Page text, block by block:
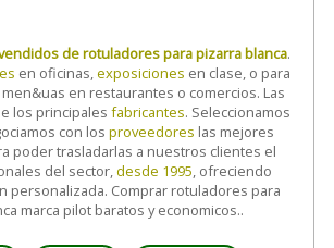
de rotuladores para pizarra blanca.
en oficinas,exposiciones en clase, o para
en restaurantes o comercios. Las
los principales fabricantes. Seleccionamos
con losproveedores las mejores
poder trasladarlas a nuestros clientes el
del sector,desde 1995 , ofreciendo
personalizada. Comprar rotuladores para
marca pilot baratos y economicos..